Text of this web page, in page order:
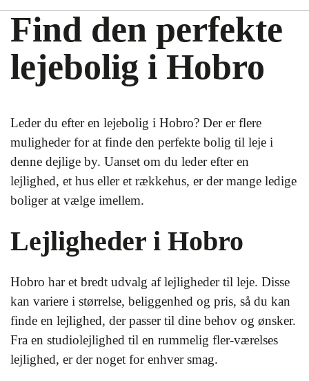
Find den perfekte
lejebolig i Hobro
Leder du efter en lejebolig i Hobro? Der er flere
muligheder for at finde den perfekte bolig til leje i
denne dejlige by. Uanset om du leder efter en
lejlighed, et hus eller et rækkehus, er der mange ledige
boliger at vælge imellem.
Lejligheder i Hobro
Hobro har et bredt udvalg af lejligheder til leje. Disse
kan variere i størrelse, beliggenhed og pris, så du kan
finde en lejlighed, der passer til dine behov og ønsker.
Fra en studiolejlighed til en rummelig fler-værelses
lejlighed, er der noget for enhver smag.